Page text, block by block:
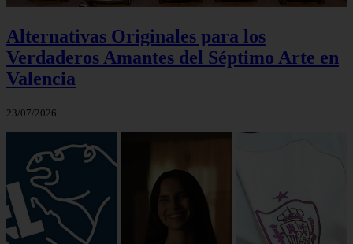
Alternativas Originales para los
Verdaderos Amantes del Séptimo Arte en
Valencia
23/07/2026